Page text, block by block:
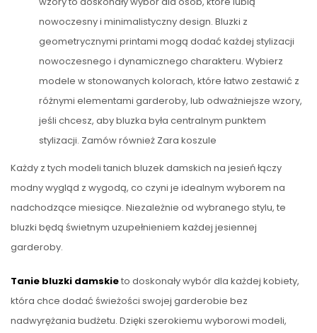
nowoczesny i minimalistyczny design. Bluzki z
geometrycznymi printami mogą dodać każdej stylizacji
nowoczesnego i dynamicznego charakteru. Wybierz
modele w stonowanych kolorach, które łatwo zestawić z
różnymi elementami garderoby, lub odważniejsze wzory,
jeśli chcesz, aby bluzka była centralnym punktem
stylizacji. Zamów również Zara koszule
Każdy z tych modeli tanich bluzek damskich na jesień łączy
modny wygląd z wygodą, co czyni je idealnym wyborem na
nadchodzące miesiące. Niezależnie od wybranego stylu, te
bluzki będą świetnym uzupełnieniem każdej jesiennej
garderoby.
Tanie bluzki damskieto doskonały wybór dla każdej kobiety,
która chce dodać świeżości swojej garderobie bez
nadwyrężania budżetu. Dzięki szerokiemu wyborowi modeli,